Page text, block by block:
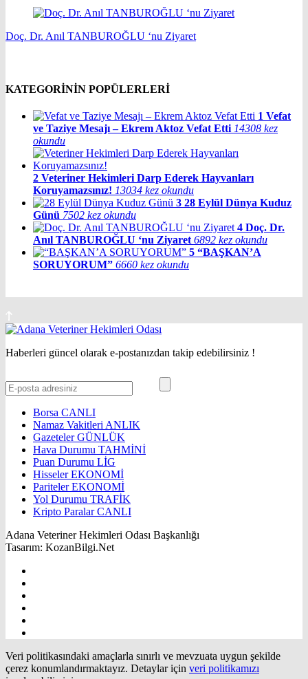
Doç. Dr. Anıl TANBUROĞLU ‘nu Ziyaret
KATEGORİNİN POPÜLERLERİ
1 Vefat
ve Taziye Mesajı – Ekrem Aktoz Vefat Etti 14308 kez
okundu
2 Veteriner Hekimleri Darp Ederek Hayvanları
Koruyamazsınız! 13034 kez okundu
3 28 Eylül Dünya Kuduz
Günü 7502 kez okundu
4 Doç. Dr.
Anıl TANBUROĞLU ‘nu Ziyaret 6892 kez okundu
5 “BAŞKAN’A
SORUYORUM” 6660 kez okundu
Haberleri güncel olarak e-postanızdan takip edebilirsiniz !
Borsa CANLI
Namaz VakitleriANLIK
GazetelerGÜNLÜK
Hava Durumu TAHMİNİ
Puan Durumu LİG
HisselerEKONOMİ
ParitelerEKONOMİ
Yol Durumu TRAFİK
Kripto ParalarCANLI
Adana Veteriner Hekimleri Odası Başkanlığı
Tasarım: KozanBilgi.Net
Veri politikasındaki amaçlarla sınırlı ve mevzuata uygun şekilde
çerez konumlandırmaktayız. Detaylar için veri politikamızı